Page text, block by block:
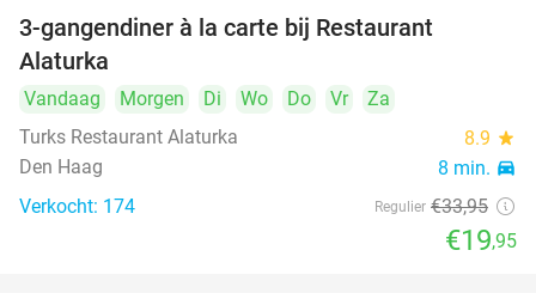
3-gangendiner à la carte bij Restaurant
Alaturka
Vandaag Morgen Di Wo Do Vr
Za
Turks Restaurant Alaturka
8.9 star
Den Haag 8 min. directions_car
Verkocht: 174 Regulier €33,95
€19,95